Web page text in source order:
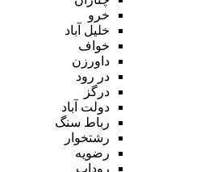
خرو
خلیل آباد
خواف
داورزن
در رود
درگز
دولت آباد
رباط سنگ
رشتخوار
رضویه
روداب